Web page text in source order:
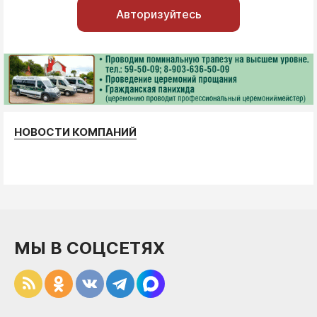
Авторизуйтесь
НОВОСТИ КОМПАНИЙ
МЫ В СОЦСЕТЯХ